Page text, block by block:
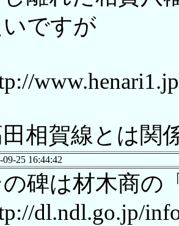
ですが
田相賀線とは
09-25 16:44:42
の碑は材木商の
dl.ndl.go.jp/